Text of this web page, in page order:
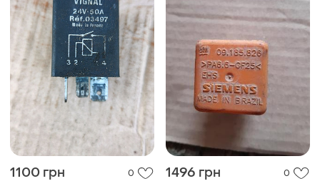
1100 грн 0 1496 грн 0